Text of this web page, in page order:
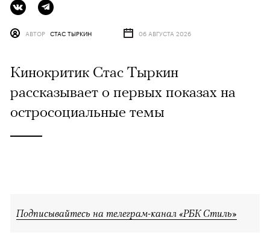
АВТОР СТАС ТЫРКИН 06 АВГУСТА 2026
Кинокритик Стас Тыркин
рассказывает о первых показах на
остросоциальные темы
Подписывайтесь на телеграм-канал «РБК Стиль»